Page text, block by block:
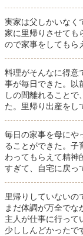
実家は父しかいなく
家に里帰りさせても
ので家事をしてもら
料理がそんなに得意
事が毎日できた。以
しの間離れることで
た。里帰り出産をし
毎日の家事を母にや
ることができた。子
わってもらえて精神
すぎて、自宅に戻っ
里帰りしていないの
まだ体調が万全でな
主人が仕事に行って
少ししんどかったで